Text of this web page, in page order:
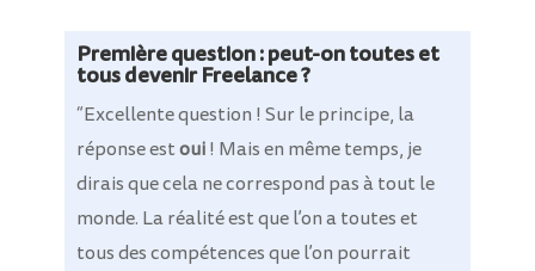
Première question : peut-on toutes et
tous devenir Freelance ?
“Excellente question ! Sur le principe, la
réponse estoui! Mais en même temps, je
dirais que cela ne correspond pas à tout le
monde. La réalité est que l’on a toutes et
tous des compétences que l’on pourrait